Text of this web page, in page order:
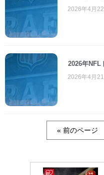
2026年4月
2026年NFL
2026年4月21
« 前のページ